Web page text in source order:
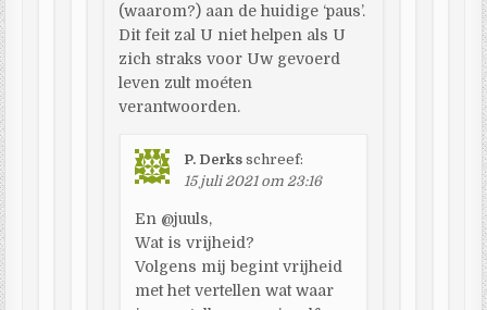
(waarom?) aan de huidige ‘paus’.
Dit feit zal U niet helpen als U
zich straks voor Uw gevoerd
leven zult moéten
verantwoorden.
P. Derks schreef:
15 juli 2021 om 23:16
En @juuls,
Wat is vrijheid?
Volgens mij begint vrijheid
met het vertellen wat waar